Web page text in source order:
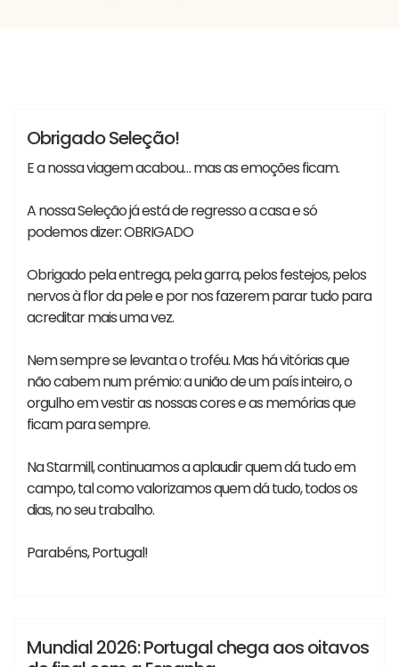
Lançamentos Notícias
Obrigado Seleção!
E a nossa viagem acabou… mas as emoções ficam.
A nossa Seleção já está de regresso a casa e só
podemos dizer: OBRIGADO
Obrigado pela entrega, pela garra, pelos festejos, pelos
nervos à flor da pele e por nos fazerem parar tudo para
acreditar mais uma vez.
Nem sempre se levanta o troféu. Mas há vitórias que
não cabem num prémio: a união de um país inteiro, o
orgulho em vestir as nossas cores e as memórias que
ficam para sempre.
Na Starmill, continuamos a aplaudir quem dá tudo em
campo, tal como valorizamos quem dá tudo, todos os
dias, no seu trabalho.
Parabéns, Portugal!
Lançamentos Notícias
Mundial 2026: Portugal chega aos oitavos